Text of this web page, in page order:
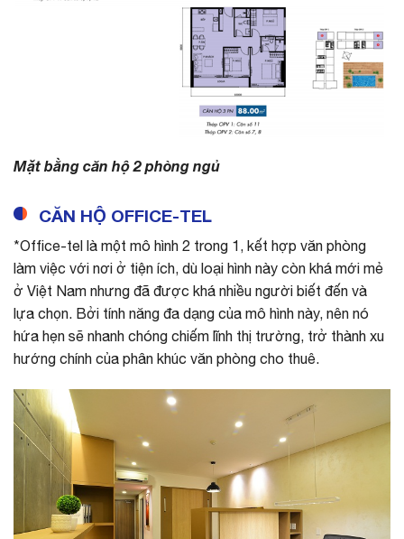
Mặt bằng căn hộ 2 phòng ngủ
CĂN HỘ OFFICE-TEL
*Office-tel là một mô hình 2 trong 1, kết hợp văn phòng
làm việc với nơi ở tiện ích, dù loại hình này còn khá mới mẻ
ở Việt Nam nhưng đã được khá nhiều người biết đến và
lựa chọn. Bởi tính năng đa dạng của mô hình này, nên nó
hứa hẹn sẽ nhanh chóng chiếm lĩnh thị trường, trở thành xu
hướng chính của phân khúc văn phòng cho thuê.